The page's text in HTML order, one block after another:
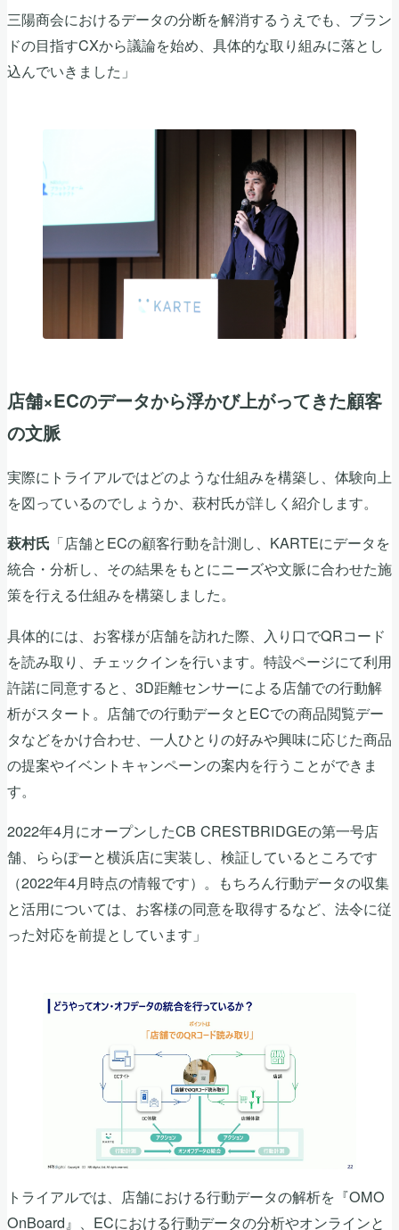
三陽商会におけるデータの分断を解消するうえでも、ブラン
ドの目指すCXから議論を始め、具体的な取り組みに落とし
込んでいきました」
店舗×ECのデータから浮かび上がってきた顧客
の文脈
実際にトライアルではどのような仕組みを構築し、体験向上
を図っているのでしょうか、萩村氏が詳しく紹介します。
萩村氏 「店舗とECの顧客行動を計測し、KARTEにデータを
統合・分析し、その結果をもとにニーズや文脈に合わせた施
策を行える仕組みを構築しました。
具体的には、お客様が店舗を訪れた際、入り口でQRコード
を読み取り、チェックインを行います。特設ページにて利用
許諾に同意すると、3D距離センサーによる店舗での行動解
析がスタート。店舗での行動データとECでの商品閲覧デー
タなどをかけ合わせ、一人ひとりの好みや興味に応じた商品
の提案やイベントキャンペーンの案内を行うことができま
す。
2022年4月にオープンしたCB CRESTBRIDGEの第一号店
舗、ららぽーと横浜店に実装し、検証しているところです
（2022年4月時点の情報です）。もちろん行動データの収集
と活用については、お客様の同意を取得するなど、法令に従
った対応を前提としています」
トライアルでは、店舗における行動データの解析を『OMO
OnBoard』、ECにおける行動データの分析やオンラインと